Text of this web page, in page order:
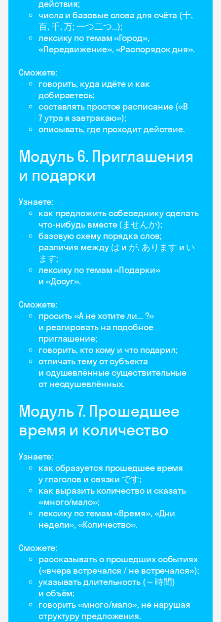
действия;
числа и базовые слова для счёта (十,
百, 千, 万; 一つ二つ…);
лексику по темам «Город»,
«Передвижение», «Распорядок дня».
Сможете:
говорить, куда идёте и как
добираетесь;
составлять простое расписание («В
7 утра я завтракаю»);
описывать, где проходит действие.
Модуль 6. Приглашения
и подарки
Узнаете:
как предложить собеседнику сделать
что-нибудь вместе (ませんか);
базовую схему порядка слов;
различия между は и が, あります и い
ます;
лексику по темам «Подарки»
и «Досуг».
Сможете:
просить «А не хотите ли... ?»
и реагировать на подобное
приглашение;
говорить, кто кому и что подарил;
отличать тему от субъекта
и одушевлённые существительные
от неодушевлённых.
Модуль 7. Прошедшее
время и количество
Узнаете:
как образуется прошедшее время
у глаголов и связки です;
как выразить количество и сказать
«много/мало»;
лексику по темам «Время», «Дни
недели», «Количество».
Сможете:
рассказывать о прошедших событиях
(«вчера встречался / не встречался»);
указывать длительность (～時間)
и объём;
говорить «много/мало», не нарушая
структуру предложения.